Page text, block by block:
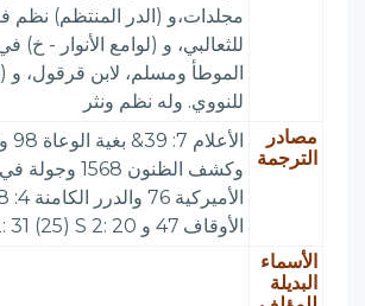
مجلدات،و (الدر المنتظم) نظم
للثعالبي، و (لوامع الأنوار -
الموطأ ومسلم، لابن قرقول، و
للنووي. وله نظم ونثر
مصادر
الترجمة
وكشف الظنون
الأوقاف 47 و Brock 2: 31 (25) S 2: 20
الأسماء
البديلة